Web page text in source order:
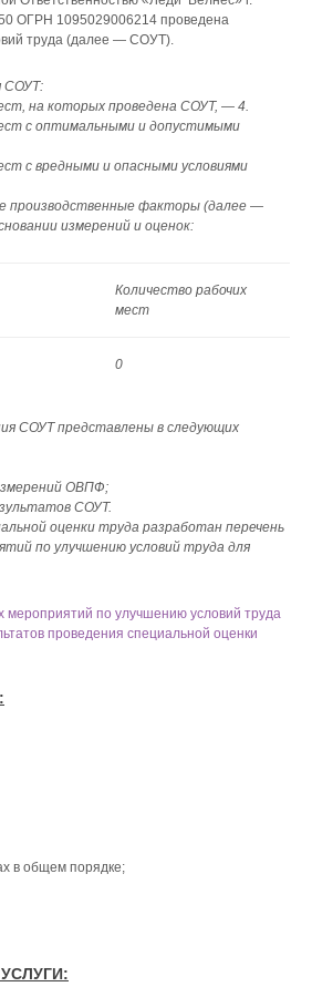
ОГРН 1095029006214 проведена
труда (далее — СОУТ).
СОУТ:
на которых проведена СОУТ, — 4.
с оптимальными и допустимыми
с вредными и опасными условиями
производственные факторы (далее —
измерений и оценок:
Количество рабочих
мест
0
СОУТ представлены в следующих
ОВПФ;
СОУТ.
оценки труда разработан перечень
по улучшению условий труда для
мероприятий по улучшению условий труда
проведения специальной оценки
в общем порядке;